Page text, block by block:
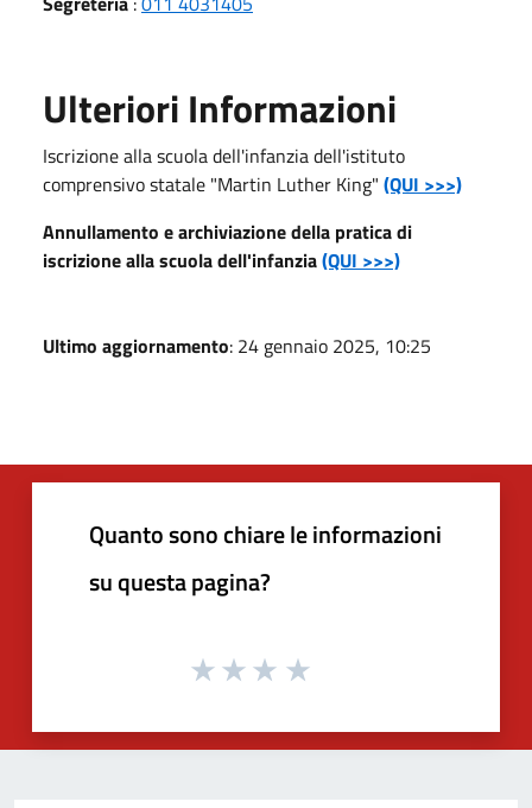
Ulteriori Informazioni
Iscrizione alla scuola dell'infanzia dell'istituto
comprensivo statale "Martin Luther King" (QUI >>>)
Annullamento e archiviazione della pratica di
iscrizione alla scuola dell'infanzia(QUI >>>)
Ultimo aggiornamento: 24 gennaio 2025, 10:25
Quanto sono chiare le informazioni
su questa pagina?